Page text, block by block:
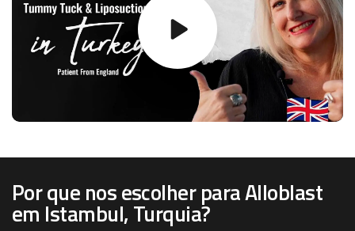
Por que nos escolher para Alloblast
em Istambul, Turquia?